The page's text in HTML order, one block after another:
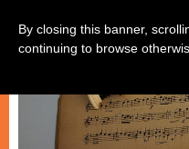
By closing this banner,
continuing to browse